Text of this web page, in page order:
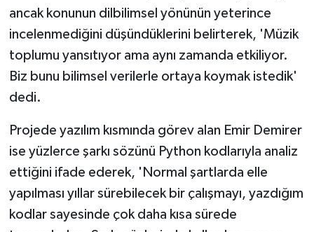
ancak konunun dilbilimsel yönünün yeterince
incelenmediğini düşündüklerini belirterek, 'Müzik
toplumu yansıtıyor ama aynı zamanda etkiliyor.
Biz bunu bilimsel verilerle ortaya koymak istedik'
dedi.
Projede yazılım kısmında görev alan Emir Demirer
ise yüzlerce şarkı sözünü Python kodlarıyla analiz
ettiğini ifade ederek, 'Normal şartlarda elle
yapılması yıllar sürebilecek bir çalışmayı, yazdığım
kodlar sayesinde çok daha kısa sürede